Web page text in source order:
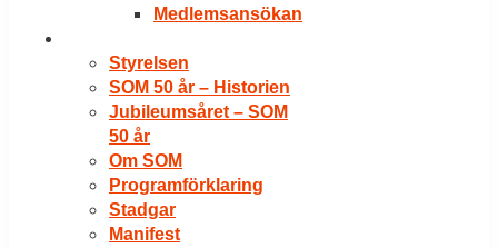
Medlemsansökan
Styrelsen
SOM 50 år – Historien
Jubileumsåret – SOM
50 år
Om SOM
Programförklaring
Stadgar
Manifest